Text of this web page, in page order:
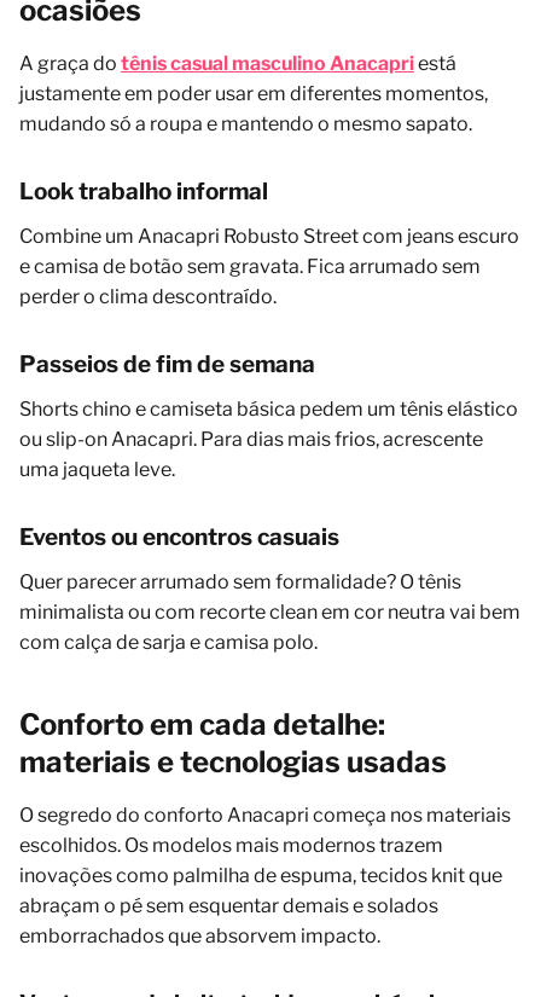
ocasiões
A graça do tênis casual masculino Anacapriestá
justamente em poder usar em diferentes momentos,
mudando só a roupa e mantendo o mesmo sapato.
Look trabalho informal
Combine um Anacapri Robusto Street com jeans escuro
e camisa de botão sem gravata. Fica arrumado sem
perder o clima descontraído.
Passeios de fim de semana
Shorts chino e camiseta básica pedem um tênis elástico
ou slip-on Anacapri. Para dias mais frios, acrescente
uma jaqueta leve.
Eventos ou encontros casuais
Quer parecer arrumado sem formalidade? O tênis
minimalista ou com recorte clean em cor neutra vai bem
com calça de sarja e camisa polo.
Conforto em cada detalhe:
materiais e tecnologias usadas
O segredo do conforto Anacapri começa nos materiais
escolhidos. Os modelos mais modernos trazem
inovações como palmilha de espuma, tecidos knit que
abraçam o pé sem esquentar demais e solados
emborrachados que absorvem impacto.